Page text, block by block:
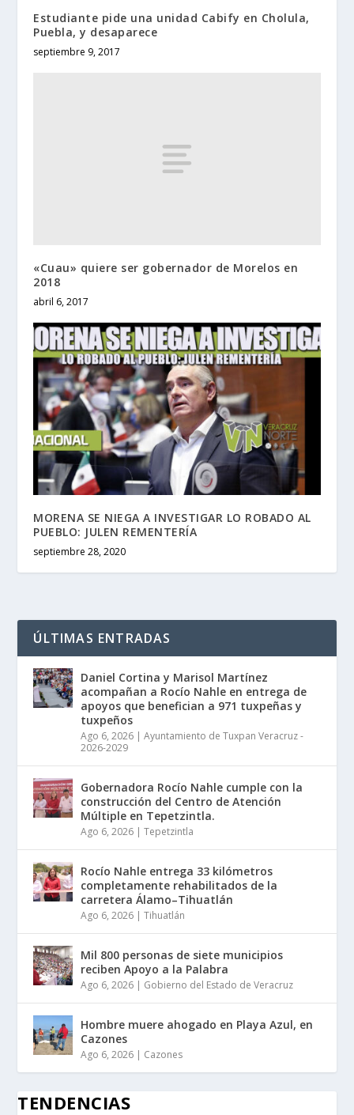
Estudiante pide una unidad Cabify en Cholula,
Puebla, y desaparece
septiembre 9, 2017
«Cuau» quiere ser gobernador de Morelos en
2018
abril 6, 2017
MORENA SE NIEGA A INVESTIGAR LO ROBADO AL
PUEBLO: JULEN REMENTERÍA
septiembre 28, 2020
ÚLTIMAS ENTRADAS
Daniel Cortina y Marisol Martínez
acompañan a Rocío Nahle en entrega de
apoyos que benefician a 971 tuxpeñas y
tuxpeños
Ago 6, 2026 |Ayuntamiento de Tuxpan Veracruz -
2026-2029
Gobernadora Rocío Nahle cumple con la
construcción del Centro de Atención
Múltiple en Tepetzintla.
Ago 6, 2026 |Tepetzintla
Rocío Nahle entrega 33 kilómetros
completamente rehabilitados de la
carretera Álamo–Tihuatlán
Ago 6, 2026 |Tihuatlán
Mil 800 personas de siete municipios
reciben Apoyo a la Palabra
Ago 6, 2026 | Gobierno del Estado de Veracruz
Hombre muere ahogado en Playa Azul, en
Cazones
Ago 6, 2026 | Cazones
TENDENCIAS